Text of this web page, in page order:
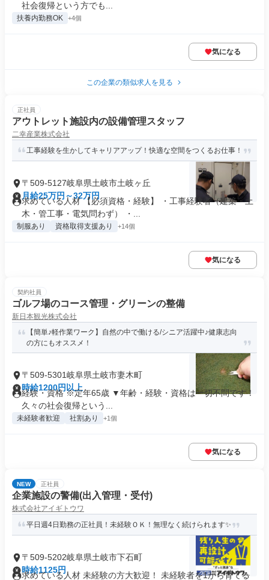
社会復帰という方でも...
扶養内勤務OK +4個
気になる
この企業の類似求人を見る
正社員
アウトレット施設内の設備管理スタッフ
二幸産業株式会社
工事経験を生かしてキャリアアップ！快適な空間をつくるお仕事！
〒509-5127岐阜県土岐市土岐ヶ丘
月給25万円～32万円
求めている人材 【必須資格・経験】 ・工事経験者（建築・土
木・管工事・電気問わず） ・...
制服あり 資格取得支援あり +14個
気になる
契約社員
ゴルフ場のコース管理・グリーンの整備
新日本観光株式会社
【簡単♪軽作業ワーク】自然の中で働ける/シニア活躍中♪健康志向
の方にもオススメ！
〒509-5301岐阜県土岐市妻木町
時給1200円以上
経験・資格 ※定年65歳 ▼年齢・経験・資格は一切不問です！
久々の社会復帰という...
未経験者歓迎 社割あり +1個
気になる
NEW 正社員
企業施設の警備(出入管理・受付)
株式会社アイギトウワ
平日週4日勤務の正社員！未経験ＯＫ！無理なく続けられます✨
〒509-5202岐阜県土岐市下石町
時給1125円
求めている人材 未経験の方大歓迎！ 未経験者を1から育てる